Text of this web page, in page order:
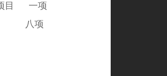
项目 一项
准 八项